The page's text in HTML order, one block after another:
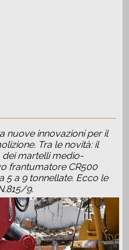
nuove innovazioni per il
Tra le novità: il
martelli medio-
frantumatore CR500
5 a 9 tonnellate. Ecco le
9.